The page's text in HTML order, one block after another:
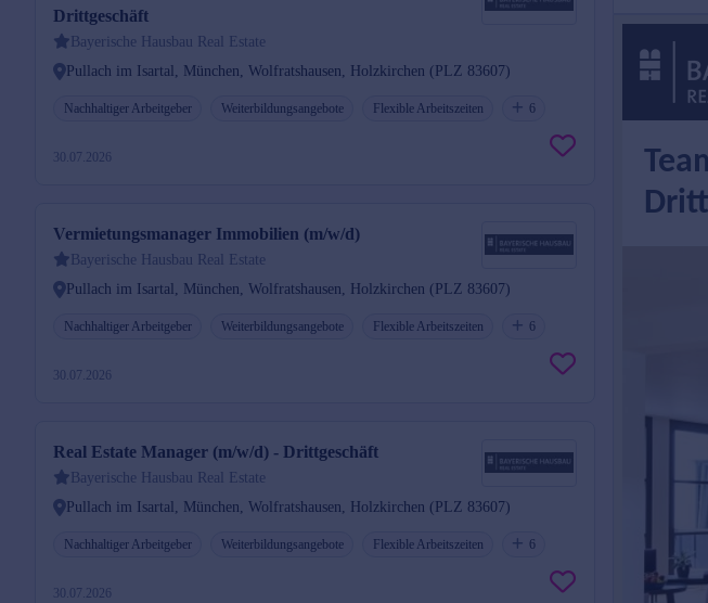
Drittgeschäft
Bayerische Hausbau Real Estate
Pullach im Isartal, München, Wolfratshausen, Holzkirchen (PLZ 83607)
Nachhaltiger Arbeitgeber Weiterbildungsangebote Flexible Arbeitszeiten 6
30.07.2026
Vermietungsmanager Immobilien (m/w/d)
Bayerische Hausbau Real Estate
Pullach im Isartal, München, Wolfratshausen, Holzkirchen (PLZ 83607)
Nachhaltiger Arbeitgeber Weiterbildungsangebote Flexible Arbeitszeiten 6
30.07.2026
Real Estate Manager (m/w/d) - Drittgeschäft
Bayerische Hausbau Real Estate
Pullach im Isartal, München, Wolfratshausen, Holzkirchen (PLZ 83607)
Nachhaltiger Arbeitgeber Weiterbildungsangebote Flexible Arbeitszeiten 6
30.07.2026